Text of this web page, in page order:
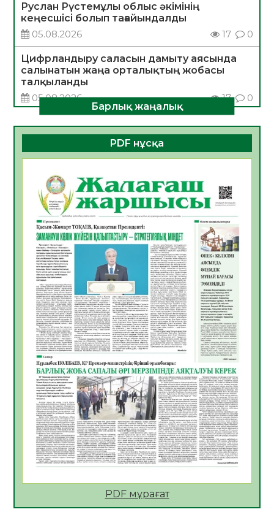
Руслан Рүстемұлы облыс әкімінің
кеңесшісі болып тағайындалды
05.08.2026
17 0
Цифрландыру саласын дамыту аясында
салынатын жаңа орталықтың жобасы
талқыланды
05.08.2026
17 0
құралдарының таныстырылымы өтті
05.08.2026
17 0
Қазақстандықтардың 72,3%-ы жаңа
Құрылтай үшін дауыс беруге дайын
05.08.2026
18
ӘРБІР ДАУЫС – ҚОҒАМ ДАМУЫНА
ҚОСЫЛҒАН ҮЛЕС
05.08.2026
25
ҚҰРЫЛТАЙ САЙЛАУЫ – БІРЛІК ПЕН
ЖАУАПКЕРШІЛІККЕ БАСТАЙТЫН ҚАДАМ
05.08.2026
24
Мектептен – Ұлттық ұлан сапына
04.08.2026
34
Үкіметтік емес ұйымдарға арналған
сыйлықақы конкурсына өтінім қабылдау
басталды
04.08.2026
38
Үкіметте Президенттің отандық тауарды
қолдау жөніндегі тапсырмаларының
жүзеге асырылу барысы қаралуда
Жазғы лагерьде оқушылармен
Барлық жаңалық
PDF нұсқа
PDF мұрағат